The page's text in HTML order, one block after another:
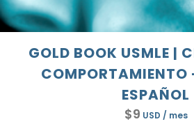
GOLD BOOK USMLE |
COMPORTAMIENTO
ESPAÑOL
$9 USD / mes